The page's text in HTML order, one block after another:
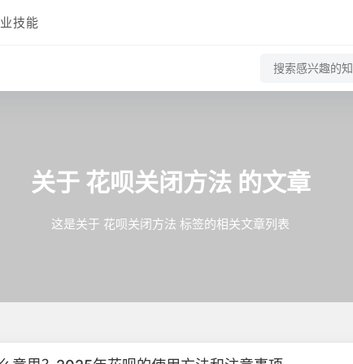
技能
关于 花呗关闭方法 的文章
这是关于 花呗关闭方法 标签的相关文章列表